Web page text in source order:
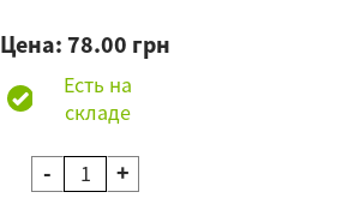
Цена: 78.00 грн
Есть на
складе
- +